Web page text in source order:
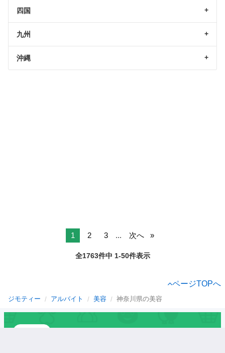
四国
九州
沖縄
1 2 3 ... 次へ
全1763件中 1-50件表示
ページTOPへ
ジモティー アルバイト 美容 神奈川県の美容